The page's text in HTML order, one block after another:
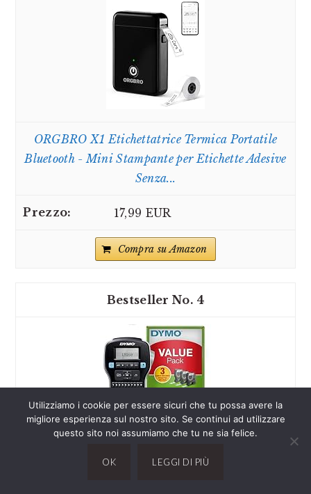
ORGBRO X1 Etichettatrice Termica Portatile
Bluetooth - Mini Stampante per Etichette Adesive
Senza...
17,99 EUR
Compra su Amazon
4
DYMO LabelManager 160 kit di etichettatrice
Utilizziamo i cookie per essere sicuri che tu possa avere la
migliore esperienza sul nostro sito. Se continui ad utilizzare
questo sito noi assumiamo che tu ne sia felice.
OK LEGGI DI PIÙ